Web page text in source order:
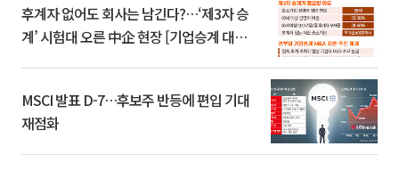
후계자 없어도 회사는 남긴다?…‘제3자 승
계’ 시험대 오른 中企 현장 [기업승계 대전
MSCI 발표 D-7…후보주 반등에 편입 기대
재점화